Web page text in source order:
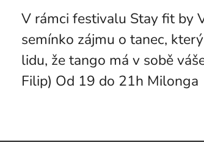
V rámci festivalu Stay fit by
semínko zájmu o tanec,
lidu, že tango má v sobě
Filip) Od 19 do 21h Milonga